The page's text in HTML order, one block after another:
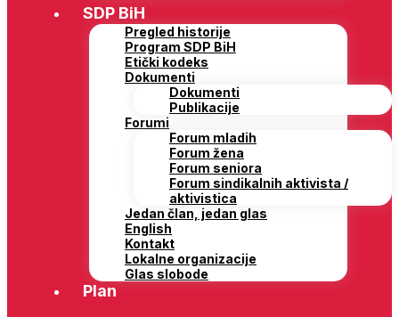
SDP BiH
Pregled historije
Program SDP BiH
Etički kodeks
Dokumenti
Dokumenti
Publikacije
Forumi
Forum mladih
Forum žena
Forum seniora
Forum sindikalnih aktivista /
aktivistica
Jedan član, jedan glas
English
Kontakt
Lokalne organizacije
Glas slobode
Plan